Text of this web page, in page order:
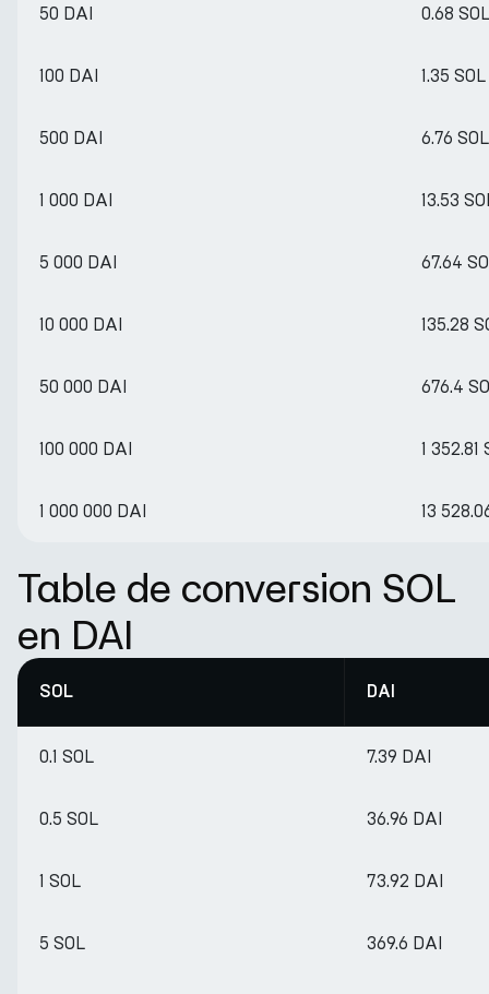
50 DAI 0.68 SOL
100 DAI 1.35 SOL
500 DAI 6.76 SOL
1 000 DAI 13.53
5 000 DAI 67.64
10 000 DAI 135.28
50 000 DAI 676.4
100 000 DAI 1 352.81
1 000 000 DAI 13
Table de conversion SOL
en DAI
SOL DAI
0.1 SOL 7.39 DAI
0.5 SOL 36.96 DAI
1 SOL 73.92 DAI
5 SOL 369.6 DAI